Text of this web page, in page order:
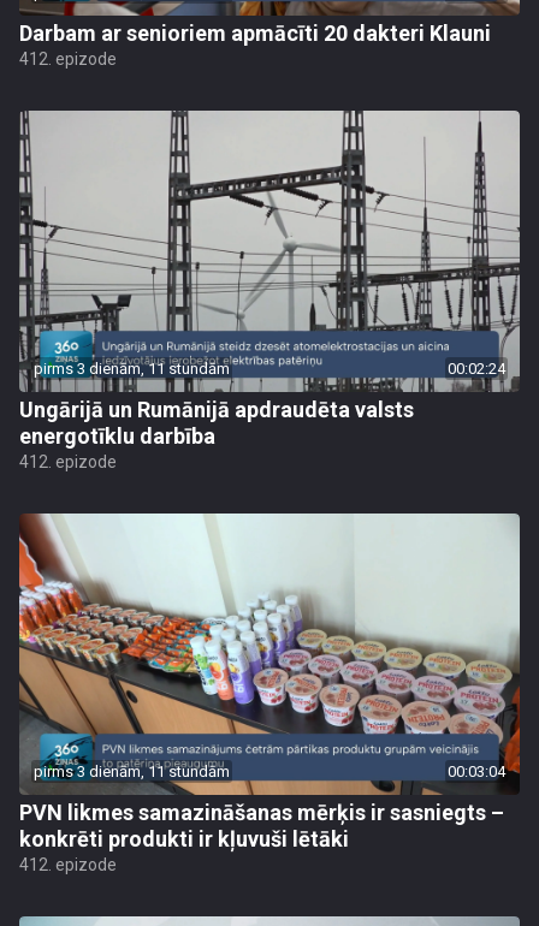
Darbam ar senioriem apmācīti 20 dakteri Klauni
412. epizode
pirms 3 dienām, 11 stundām 00:02:24
Ungārijā un Rumānijā apdraudēta valsts
energotīklu darbība
412. epizode
pirms 3 dienām, 11 stundām 00:03:04
PVN likmes samazināšanas mērķis ir sasniegts –
konkrēti produkti ir kļuvuši lētāki
412. epizode